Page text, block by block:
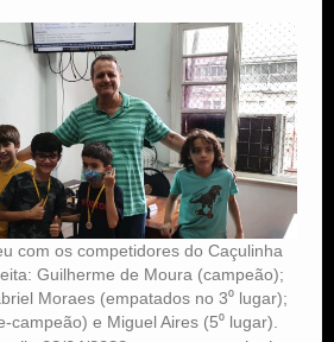
com os competidores do Caçulinha
Guilherme de Moura (campeão);
Moraes (empatados no 3⁰ lugar);
campeão) e Miguel Aires (5⁰ lugar).